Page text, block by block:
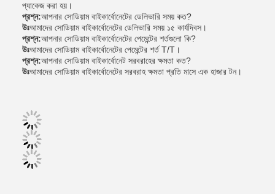
প্যাকেজ করা হয়।
প্রশ্ন:আপনার সোডিয়াম বাইকার্বোনেটের ডেলিভারি সময় কত?
উঃআমাদের সোডিয়াম বাইকার্বোনেটের ডেলিভারি সময় ১৫ কার্যদিবস।
প্রশ্ন:আপনার সোডিয়াম বাইকার্বোনেটের পেমেন্টের শর্তগুলো কি?
উঃআমাদের সোডিয়াম বাইকার্বোনেটের পেমেন্টের শর্ত T/T।
প্রশ্ন:আপনার সোডিয়াম বাইকার্বোনেট সরবরাহের ক্ষমতা কত?
উঃআমাদের সোডিয়াম বাইকার্বোনেটের সরবরাহ ক্ষমতা প্রতি মাসে এক হাজার টন।